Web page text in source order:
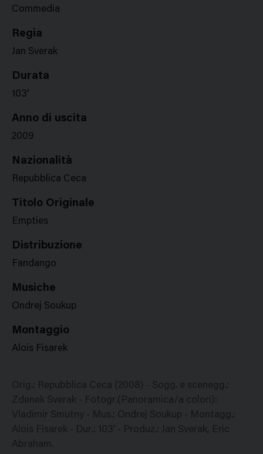
Commedia
Regia
Jan Sverak
Durata
103'
Anno di uscita
2009
Nazionalità
Repubblica Ceca
Titolo Originale
Empties
Distribuzione
Fandango
Musiche
Ondrej Soukup
Montaggio
Alois Fisarek
Orig.: Repubblica Ceca (2008) - Sogg. e scenegg.:
Zdenek Sverak - Fotogr.(Panoramica/a colori):
Vladimir Smutny - Mus.: Ondrej Soukup - Montagg.:
Alois Fisarek - Dur.: 103' - Produz.: Jan Sverak, Eric
Abraham.